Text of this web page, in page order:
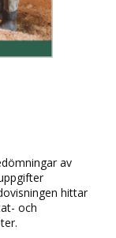
av
hittar
och